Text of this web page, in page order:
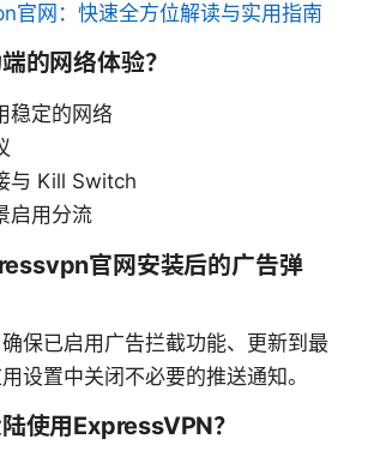
官网：快速全方位解读与实用指南
的网络体验？
稳定的网络
与 Kill Switch
启用分流
官网安装后的广告弹
保已启用广告拦截功能、更新到最
设置中关闭不必要的推送通知。
使用ExpressVPN？